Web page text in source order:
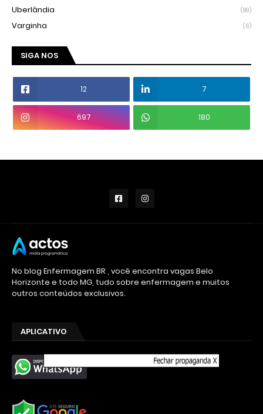
Uberlândia (89)
Varginha (6)
SIGA NOS
12 7
697 180
No blog Enfermagem BR , você encontra vagas Belo
Horizonte e todo MG, tudo sobre enfermagem e muitos
outros conteúdos exclusivos.
APLICATIVO